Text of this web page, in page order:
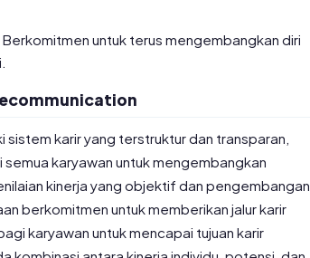
Berkomitmen untuk terus mengembangkan diri
sistem karir yang terstruktur dan transparan,
karyawan untuk mengembangkan
kinerja yang objektif dan pengembangan
berkomitmen untuk memberikan jalur karir
karyawan untuk mencapai tujuan karir